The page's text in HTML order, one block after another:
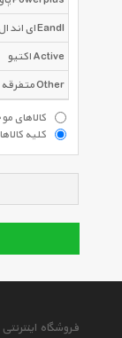
ای اند ال Eandl
اکتیو Active
متفرقه Other
کالاهای
کلیه کالاها
فروشگاه